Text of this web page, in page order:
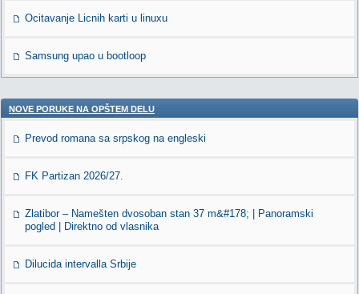
Ocitavanje Licnih karti u linuxu
Samsung upao u bootloop
NOVE PORUKE NA OPŠTEM DELU
Prevod romana sa srpskog na engleski
FK Partizan 2026/27.
Zlatibor – Namešten dvosoban stan 37 m&#178; | Panoramski
pogled | Direktno od vlasnika
Dilucida intervalla Srbije